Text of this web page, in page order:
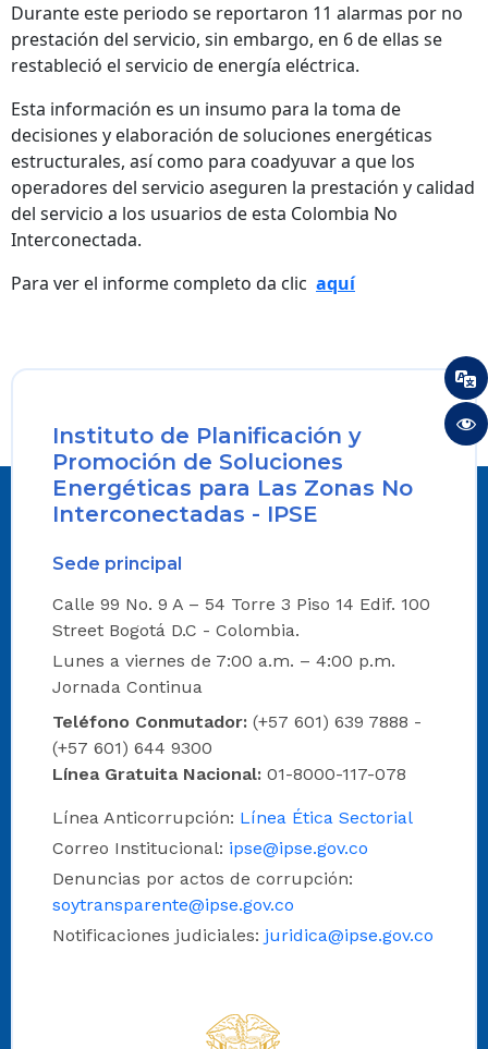
Durante este periodo se reportaron 11 alarmas por no
prestación del servicio, sin embargo, en 6 de ellas se
restableció el servicio de energía eléctrica.
Esta información es un insumo para la toma de
decisiones y elaboración de soluciones energéticas
estructurales, así como para coadyuvar a que los
operadores del servicio aseguren la prestación y calidad
del servicio a los usuarios de esta Colombia No
Interconectada.
Para ver el informe completo da clic aquí
Instituto de Planificación y
Promoción de Soluciones
Energéticas para Las Zonas No
Interconectadas - IPSE
Sede principal
Calle 99 No. 9 A – 54 Torre 3 Piso 14 Edif. 100
Street Bogotá D.C - Colombia.
Lunes a viernes de 7:00 a.m. – 4:00 p.m.
Jornada Continua
Teléfono Conmutador: (+57 601) 639 7888 -
(+57 601) 644 9300
Línea Gratuita Nacional: 01-8000-117-078
Línea Anticorrupción: Línea Ética Sectorial
Correo Institucional: ipse@ipse.gov.co
Denuncias por actos de corrupción:
soytransparente@ipse.gov.co
Notificaciones judiciales: juridica@ipse.gov.co